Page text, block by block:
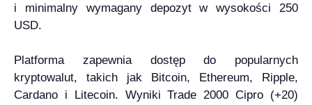
i minimalny wymagany depozyt w wysokości 250
USD.
Platforma zapewnia dostęp do popularnych
kryptowalut, takich jak Bitcoin, Ethereum, Ripple,
Cardano i Litecoin. Wyniki Trade 2000 Cipro (+20)